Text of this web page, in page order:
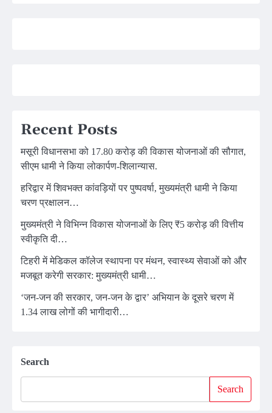
Recent Posts
मसूरी विधानसभा को 17.80 करोड़ की विकास योजनाओं की सौगात,
सीएम धामी ने किया लोकार्पण-शिलान्यास.
हरिद्वार में शिवभक्त कांवड़ियों पर पुष्पवर्षा, मुख्यमंत्री धामी ने किया
चरण प्रक्षालन…
मुख्यमंत्री ने विभिन्न विकास योजनाओं के लिए ₹5 करोड़ की वित्तीय
स्वीकृति दी…
टिहरी में मेडिकल कॉलेज स्थापना पर मंथन, स्वास्थ्य सेवाओं को और
मजबूत करेगी सरकार: मुख्यमंत्री धामी…
‘जन-जन की सरकार, जन-जन के द्वार’ अभियान के दूसरे चरण में
1.34 लाख लोगों की भागीदारी…
Search
Search